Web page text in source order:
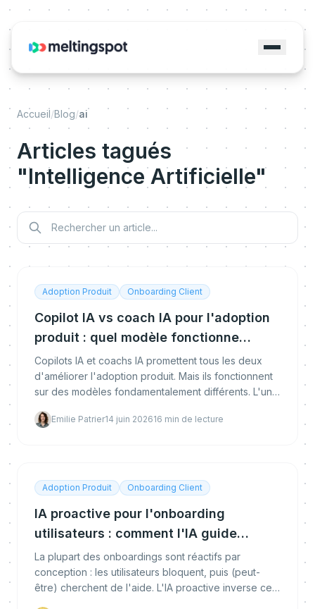
Accueil/Blog/ai
Articles tagués
"Intelligence Artificielle"
Adoption Produit Onboarding Client
Copilot IA vs coach IA pour l'adoption
produit : quel modèle fonctionne
vraiment ?
Copilots IA et coachs IA promettent tous les deux
d'améliorer l'adoption produit. Mais ils fonctionnent
sur des modèles fondamentalement différents. L'un
avant le décrochage. Guide pour les distinguer et
Emilie Patrier14 juin 202616 min de lecture
Adoption Produit Onboarding Client
IA proactive pour l'onboarding
utilisateurs : comment l'IA guide
chaque utilisateur dès le premier jour
La plupart des onboardings sont réactifs par
conception : les utilisateurs bloquent, puis (peut-
être) cherchent de l'aide. L'IA proactive inverse ce